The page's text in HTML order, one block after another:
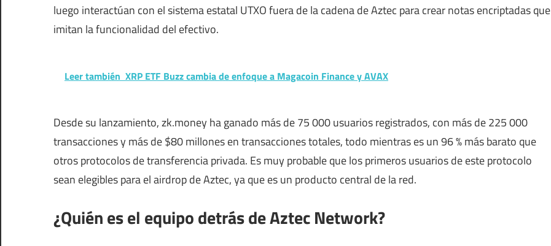
luego interactúan con el sistema estatal UTXO fuera de la cadena de Aztec para crear notas encriptadas que
imitan la funcionalidad del efectivo.
Leer también XRP ETF Buzz cambia de enfoque a Magacoin Finance y AVAX
Desde su lanzamiento, zk.money ha ganado más de 75 000 usuarios registrados, con más de 225 000
transacciones y más de $80 millones en transacciones totales, todo mientras es un 96 % más barato que
otros protocolos de transferencia privada. Es muy probable que los primeros usuarios de este protocolo
sean elegibles para el airdrop de Aztec, ya que es un producto central de la red.
¿Quién es el equipo detrás de Aztec Network?